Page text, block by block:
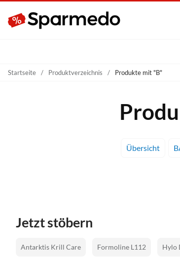
Startseite Produktverzeichnis Produkte mit "B"
Übersicht
Jetzt stöbern
Antarktis Krill Care Formoline L112 Hylo